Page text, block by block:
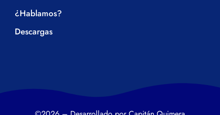
¿Hablamos?
Descargas